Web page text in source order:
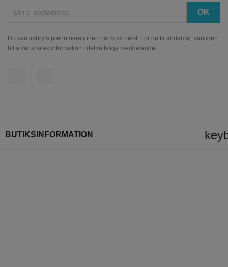
Du kan avbryta prenumerationen när som helst. För detta ändamål, vänligen
hitta vår kontaktinformation i det rättsliga meddelandet.
BUTIKSINFORMATION